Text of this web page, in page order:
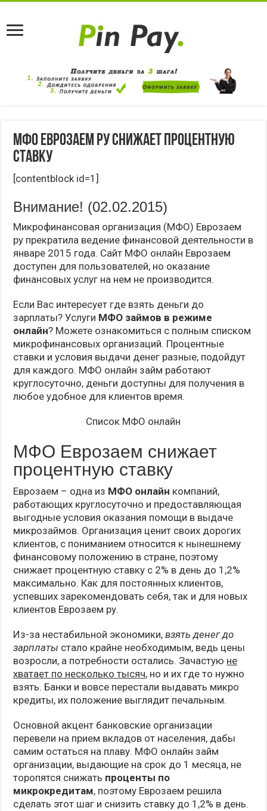
МФО Еврозаем ру снижает процентную
ставку
[contentblock id=1]
Внимание! (02.02.2015)
Микрофинансовая организация (МФО) Еврозаем
ру прекратила ведение финансовой деятельности в
январе 2015 года. Сайт МФО онлайн Еврозаем
доступен для пользователей, но оказание
финансовых услуг на нем не производится.
Если Вас интересует где взять деньги до
зарплаты? Услуги МФО займов в режиме
онлайн? Можете ознакомиться с полным списком
микрофинансовых организаций. Процентные
ставки и условия выдачи денег разные, подойдут
для каждого. МФО онлайн займ работают
круглосуточно, деньги доступны для получения в
любое удобное для клиентов время.
Список МФО онлайн
МФО Еврозаем снижает
процентную ставку
Еврозаем – одна из МФО онлайн компаний,
работающих круглосуточно и предоставляющая
выгодные условия оказания помощи в выдаче
микрозаймов. Организация ценит своих дорогих
клиентов, с пониманием относится к нынешнему
финансовому положению в стране, поэтому
снижает процентную ставку с 2% в день до 1,2%
максимально. Как для постоянных клиентов,
успевших зарекомендовать себя, так и для новых
клиентов Еврозаем ру.
Из-за нестабильной экономики,взять денег до
зарплаты стало крайне необходимым, ведь цены
возросли, а потребности остались. Зачастую не
хватает по несколько тысяч, но и их где то нужно
взять. Банки и вовсе перестали выдавать микро
кредиты, их положение выглядит печальным.
Основной акцент банковские организации
перевели на прием вкладов от населения, дабы
самим остаться на плаву. МФО онлайн займ
организации, выдающие на срок до 1 месяца, не
торопятся снижать проценты по
микрокредитам, поэтому Еврозаем решила
сделать этот шаг и снизить ставку до 1,2% в день.